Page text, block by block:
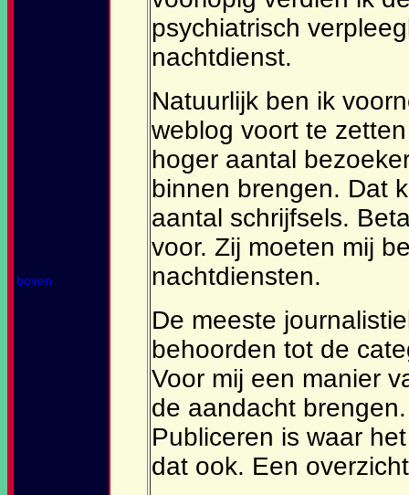
boven
psychiatrisch
nachtdienst.
Natuurlijk ben ik
weblog voort te
hoger aantal
binnen brengen. Dat
aantal schrijfsels.
voor. Zij moeten mij
nachtdiensten.
De meeste
behoorden tot de
Voor mij een manier
de aandacht
Publiceren is waar
dat ook. Een